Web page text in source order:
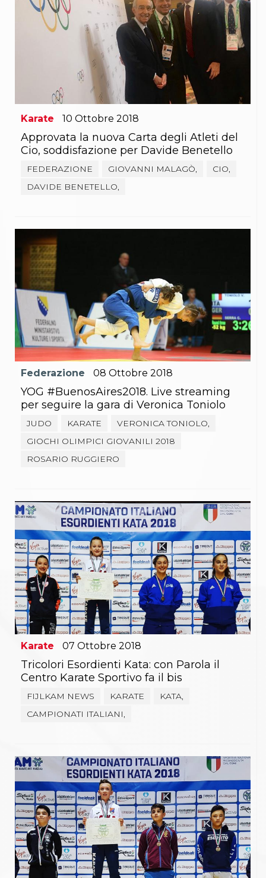
Karate 10 Ottobre 2018
Approvata la nuova Carta degli Atleti del
Cio, soddisfazione per Davide Benetello
FEDERAZIONE GIOVANNI MALAGÒ,
CIO,
DAVIDE BENETELLO,
Federazione 08 Ottobre 2018
YOG #BuenosAires2018. Live streaming
per seguire la gara di Veronica Toniolo
JUDO KARATE
VERONICA TONIOLO,
GIOCHI OLIMPICI GIOVANILI 2018
ROSARIO RUGGIERO
Karate 07 Ottobre 2018
Tricolori Esordienti Kata: con Parola il
Centro Karate Sportivo fa il bis
FIJLKAM NEWS KARATE
KATA,
CAMPIONATI ITALIANI,